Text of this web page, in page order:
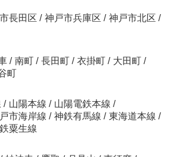
長田区 / 神戸市兵庫区 / 神戸市北区 /
/ 南町 / 長田町 / 衣掛町 / 大田町 /
町
/ 山陽本線 / 山陽電鉄本線 /
市海岸線 / 神鉄有馬線 / 東海道本線 /
粟生線